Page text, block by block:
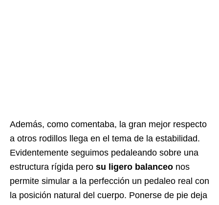
Además, como comentaba, la gran mejor respecto
a otros rodillos llega en el tema de la estabilidad.
Evidentemente seguimos pedaleando sobre una
estructura rígida pero su ligero balanceo nos
permite simular a la perfección un pedaleo real con
la posición natural del cuerpo. Ponerse de pie deja